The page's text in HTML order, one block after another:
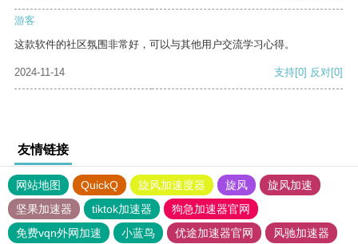
游客
这款软件的社区氛围非常好，可以与其他用户交流学习心得。
2024-11-14 支持[0] 反对[0]
友情链接
网站地图 QuickQ 旋风加速度器 旋风
旋风加速
坚果加速器
tiktok加速器
狗急加速器官网
免费vqn外网加速
小蓝鸟 优途加速器官网 风驰加速器